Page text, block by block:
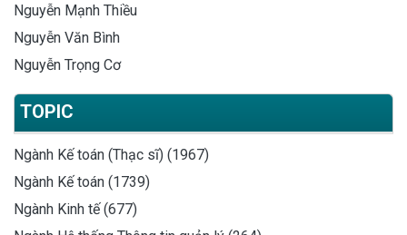
Nguyễn Mạnh Thiều
Nguyễn Văn Bình
Nguyễn Trọng Cơ
TOPIC
Ngành Kế toán (Thạc sĩ) (1967)
Ngành Kế toán (1739)
Ngành Kinh tế (677)